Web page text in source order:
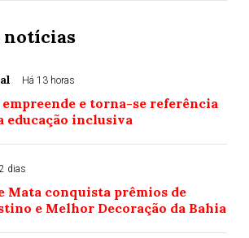
Há 13 horas
e torna-se referência
educação inclusiva
dias
Mata conquista prêmios de
e Melhor Decoração da Bahia